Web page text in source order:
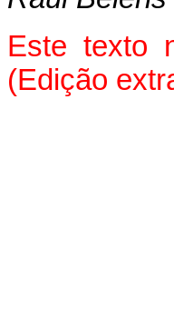
Este texto
(Edição